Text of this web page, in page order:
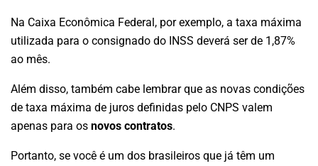
Na Caixa Econômica Federal, por exemplo, a taxa máxima
utilizada para o consignado do INSS deverá ser de 1,87%
ao mês.
Além disso, também cabe lembrar que as novas condições
de taxa máxima de juros definidas pelo CNPS valem
apenas para os novos contratos.
Portanto, se você é um dos brasileiros que já têm um